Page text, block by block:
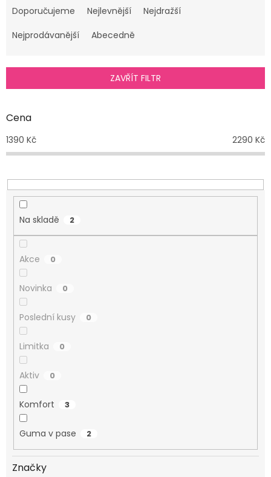
a
e
í
r
d
k
t
Doporučujeme Nejlevnější
Nejdražší
Nejprodávanější
Abecedně
ZAVŘÍT FILTR
Cena
1390 Kč 2290 Kč
Na skladě 2
Akce 0
Novinka 0
Poslední kusy 0
Limitka 0
Aktiv 0
Komfort 3
Guma v pase 2
Značky